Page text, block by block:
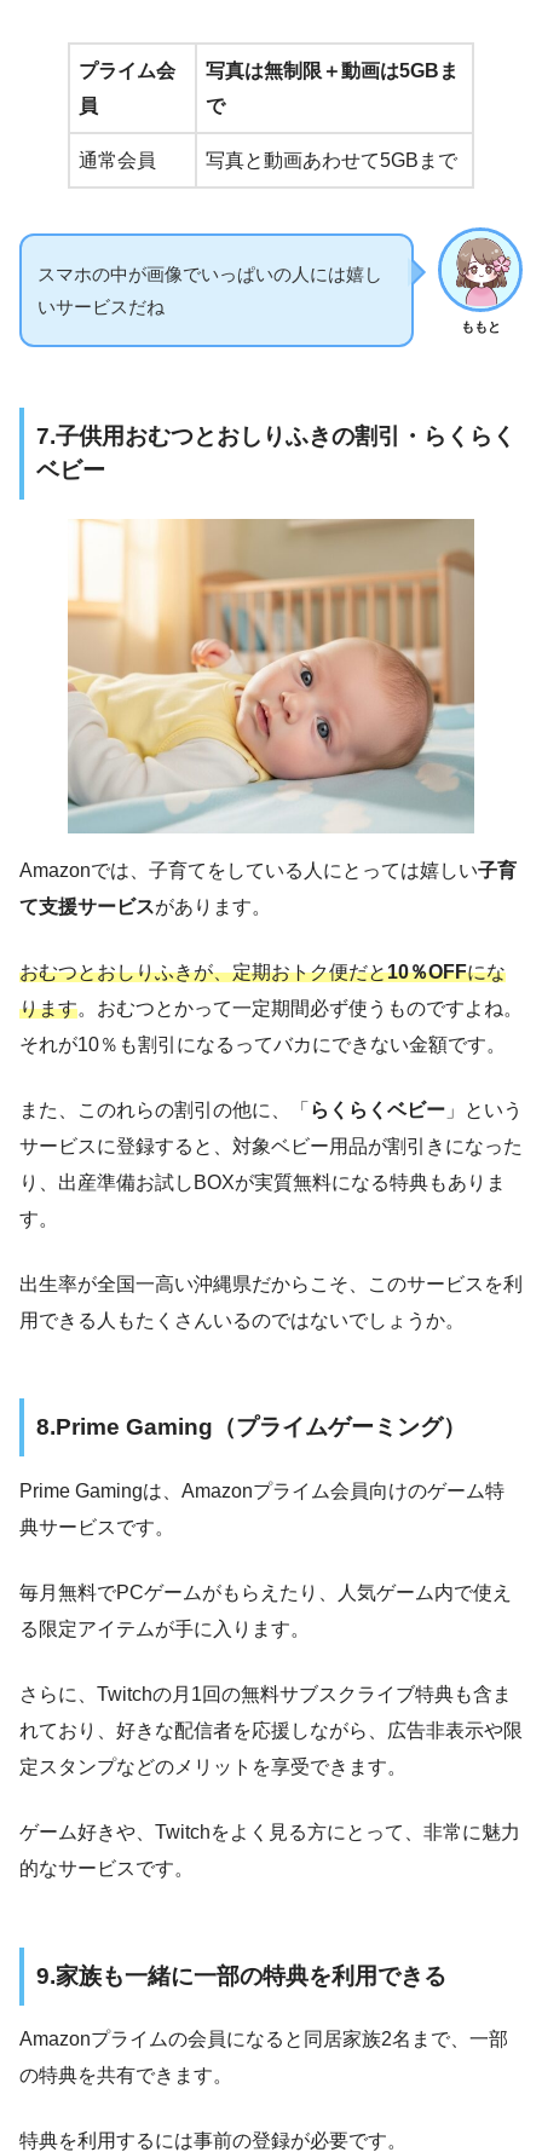
プライム会
員
写真は無制限＋動画は5GBま
で
通常会員 写真と動画あわせて5GBまで
ももと
スマホの中が画像でいっぱいの人には嬉し
いサービスだね
7.子供用おむつとおしりふきの割引・らくらく
ベビー
Amazonでは、子育てをしている人にとっては嬉しい子育
て支援サービスがあります。
おむつとおしりふきが、定期おトク便だと10％OFFにな
ります。おむつとかって一定期間必ず使うものですよね。
それが10％も割引になるってバカにできない金額です。
また、このれらの割引の他に、「 らくらくベビー 」という
サービスに登録すると、対象ベビー用品が割引きになった
り、出産準備お試しBOXが実質無料になる特典もありま
す。
出生率が全国一高い沖縄県だからこそ、このサービスを利
用できる人もたくさんいるのではないでしょうか。
8.Prime Gaming（プライムゲーミング）
Prime Gamingは、Amazonプライム会員向けのゲーム特
典サービスです。
毎月無料でPCゲームがもらえたり、人気ゲーム内で使え
る限定アイテムが手に入ります。
さらに、Twitchの月1回の無料サブスクライブ特典も含ま
れており、好きな配信者を応援しながら、広告非表示や限
定スタンプなどのメリットを享受できます。
ゲーム好きや、Twitchをよく見る方にとって、非常に魅力
的なサービスです。
9.家族も一緒に一部の特典を利用できる
Amazonプライムの会員になると同居家族2名まで、一部
の特典を共有できます。
特典を利用するには事前の登録が必要です。